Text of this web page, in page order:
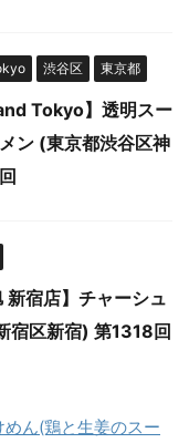
渋谷区 東京都
Tokyo】透明スー
ン (東京都渋谷区神
新宿店】チャーシュ
宿区新宿) 第1318回
ん(鶏と生姜のスー